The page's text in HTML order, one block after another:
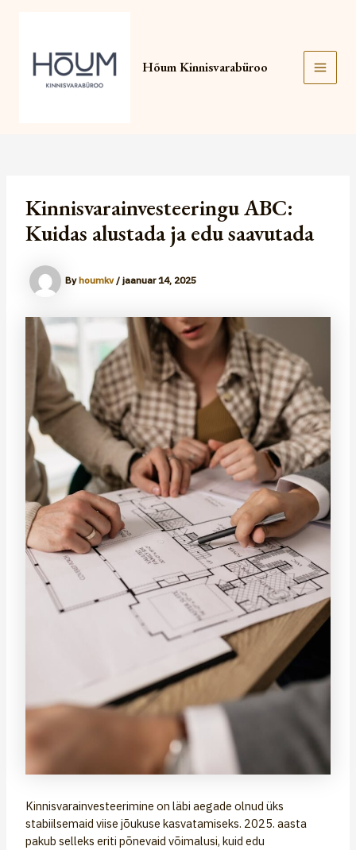
Hõum Kinnisvarabüroo
Kinnisvarainvesteeringu ABC:
Kuidas alustada ja edu saavutada
Byhoumkv/ jaanuar 14, 2025
Kinnisvarainvesteerimine on läbi aegade olnud üks
stabiilsemaid viise jõukuse kasvatamiseks. 2025. aasta
pakub selleks eriti põnevaid võimalusi, kuid edu